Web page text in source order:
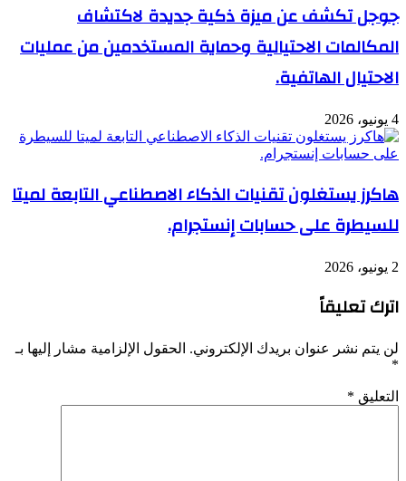
جوجل تكشف عن ميزة ذكية جديدة لاكتشاف
المكالمات الاحتيالية وحماية المستخدمين من عمليات
الاحتيال الهاتفية.
4 يونيو، 2026
هاكرز يستغلون تقنيات الذكاء الاصطناعي التابعة لميتا
للسيطرة على حسابات إنستجرام.
2 يونيو، 2026
اترك تعليقاً
لن يتم نشر عنوان بريدك الإلكتروني. الحقول الإلزامية مشار إليها بـ
*
التعليق *